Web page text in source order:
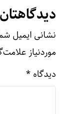
نشانی ایمیل
موردنیاز
دیدگاه *